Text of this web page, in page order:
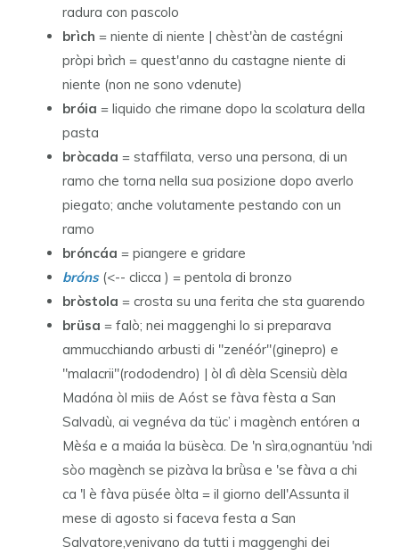
radura con pascolo
brìch = niente di niente | chèst'àn de castégni
pròpi brìch = quest'anno du castagne niente di
niente (non ne sono vdenute)
bróia = liquido che rimane dopo la scolatura della
pasta
bròcada = staffilata, verso una persona, di un
ramo che torna nella sua posizione dopo averlo
piegato; anche volutamente pestando con un
ramo
bróncáa = piangere e gridare
bróns (<-- clicca ) = pentola di bronzo
bròstola = crosta su una ferita che sta guarendo
brüsa = falò; nei maggenghi lo si preparava
ammucchiando arbusti di "zenéór"(ginepro) e
"malacrii"(rododendro) | òl dì dèla Scensiù dèla
Madóna òl miis de Aóst se fàva fèsta a San
Salvadù, ai vegnéva da tüc’ i magènch entóren a
Mèśa e a maiáa la büsèca. De 'n sìra,ognantüu 'ndi
sòo magènch se pizàva la brǜsa e 'se fàva a chi
ca 'l è fàva püsée òlta = il giorno dell'Assunta il
mese di agosto si faceva festa a San
Salvatore,venivano da tutti i maggenghi dei